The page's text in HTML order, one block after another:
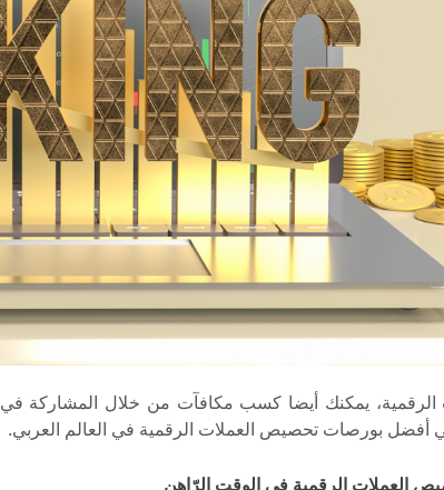
الرقمية، يمكنك أيضا كسب مكافآت من خلال
أفضل بورصات تحصيص العملات الرقمية في العالم العربي.
العملات الرقمية في الوقت الرّاهن